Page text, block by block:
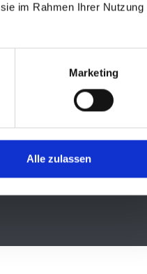
im Rahmen Ihrer Nutzung
Marketing
Alle zulassen
Social Media